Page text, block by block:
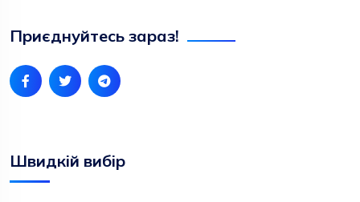
Приєднуйтесь зараз!
Швидкій вибір